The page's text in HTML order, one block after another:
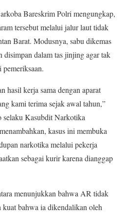
Bareskrim Polri mengungkap,
tersebut melalui jalur laut tidak
Barat. Modusnya, sabu dikemas
disimpan dalam tas jinjing agar tak
pemeriksaan.
hasil kerja sama dengan aparat
kami terima sejak awal tahun,”
Kasubdit Narkotika
kasus ini membuka
narkotika melalui pekerja
sebagai kurir karena dianggap
menunjukkan bahwa AR tidak
bahwa ia dikendalikan oleh